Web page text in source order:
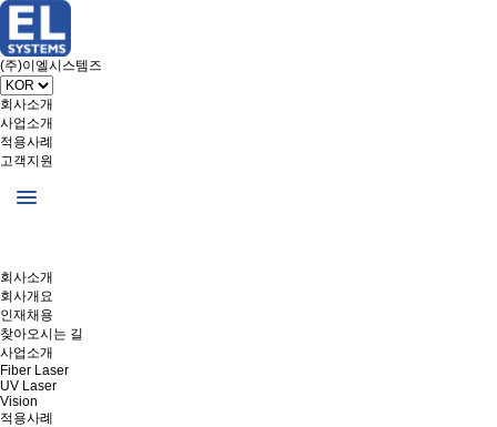
(주)이엘시스템즈
회사소개
사업소개
적용사례
고객지원
회사소개
회사개요
인재채용
찾아오시는 길
사업소개
Fiber Laser
UV Laser
Vision
적용사례